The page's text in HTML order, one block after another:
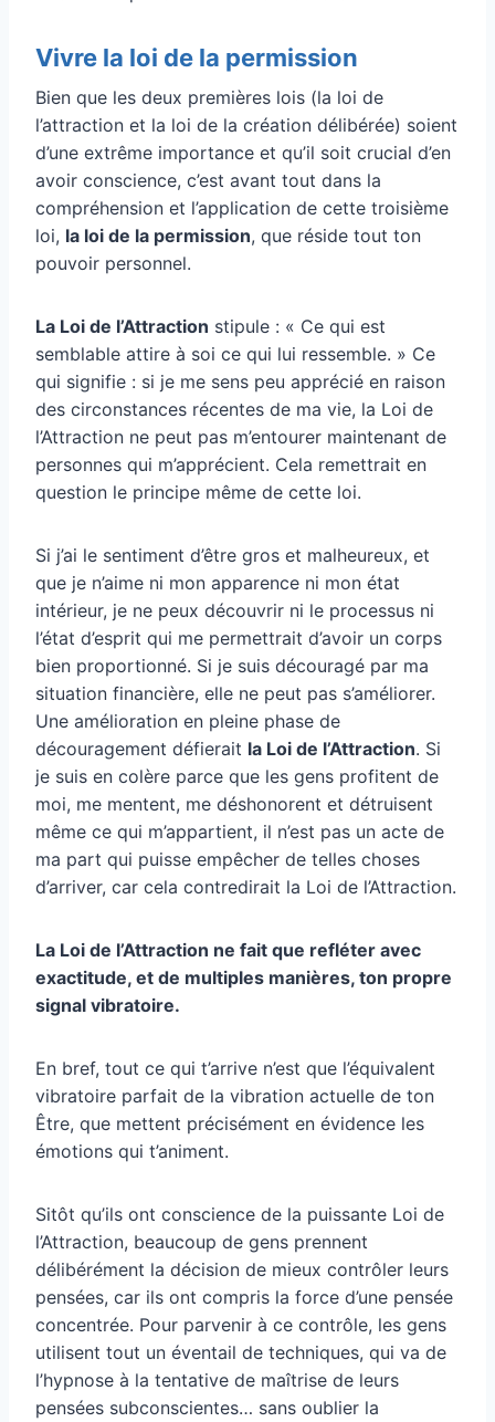
Vivre la loi de la permission
Bien que les deux premières lois (la loi de
l’attraction et la loi de la création délibérée) soient
d’une extrême importance et qu’il soit crucial d’en
avoir conscience, c’est avant tout dans la
compréhension et l’application de cette troisième
loi, la loi de la permission, que réside tout ton
pouvoir personnel.
La Loi de l’Attraction stipule : « Ce qui est
semblable attire à soi ce qui lui ressemble. » Ce
qui signifie : si je me sens peu apprécié en raison
des circonstances récentes de ma vie, la Loi de
l’Attraction ne peut pas m’entourer maintenant de
personnes qui m’apprécient. Cela remettrait en
question le principe même de cette loi.
Si j’ai le sentiment d’être gros et malheureux, et
que je n’aime ni mon apparence ni mon état
intérieur, je ne peux découvrir ni le processus ni
l’état d’esprit qui me permettrait d’avoir un corps
bien proportionné. Si je suis découragé par ma
situation financière, elle ne peut pas s’améliorer.
Une amélioration en pleine phase de
découragement défierait la Loi de l’Attraction. Si
je suis en colère parce que les gens profitent de
moi, me mentent, me déshonorent et détruisent
même ce qui m’appartient, il n’est pas un acte de
ma part qui puisse empêcher de telles choses
d’arriver, car cela contredirait la Loi de l’Attraction.
La Loi de l’Attraction ne fait que refléter avec
exactitude, et de multiples manières, ton propre
signal vibratoire.
En bref, tout ce qui t’arrive n’est que l’équivalent
vibratoire parfait de la vibration actuelle de ton
Être, que mettent précisément en évidence les
émotions qui t’animent.
Sitôt qu’ils ont conscience de la puissante Loi de
l’Attraction, beaucoup de gens prennent
délibérément la décision de mieux contrôler leurs
pensées, car ils ont compris la force d’une pensée
concentrée. Pour parvenir à ce contrôle, les gens
utilisent tout un éventail de techniques, qui va de
l’hypnose à la tentative de maîtrise de leurs
pensées subconscientes… sans oublier la